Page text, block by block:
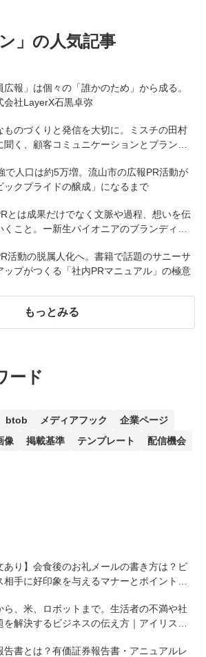
」の人気記事
広報」は個々の「誰かのため」から成る。
会社LayerX石黒卓弥
ものづくりと発信を大切に。ミスチの田村
聞く、顧客コミュニケーションとブランド
で人口は約5万増。流山市の広報PR活動が
ックプライドの醸成」になるまで
とは成果だけでなく文脈や過程、想いを伝
くこと。ー新生パイオニアのブランディン
活動の脱属人化へ。書籍で話題のサニーサ
ップがつくる「社内PRマニュアル」の極意
もっとみる
ード
btob メディアフック
企業ページ
像 掲載基準 テンプレート
配信機会
あり】会食後のお礼メールの書き方は？ビ
相手に好印象を与えるマナーとポイントを
ら、米、ロボットまで。生活者の不満や社
を解決するビジネスの伝え方｜アイリスオ
告書とは？有価証券報告書・アニュアルレ